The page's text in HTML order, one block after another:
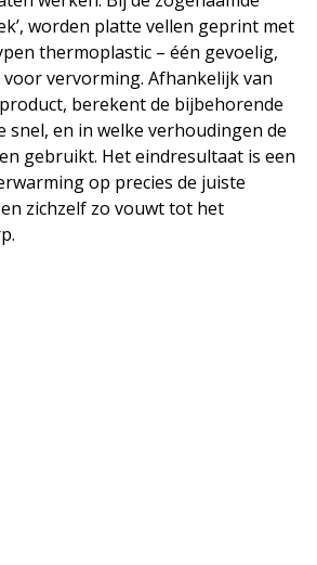
worden platte vellen geprint met
thermoplastic – één gevoelig,
vervorming. Afhankelijk van
berekent de bijbehorende
snel, en in welke verhoudingen de
gebruikt. Het eindresultaat is een
op precies de juiste
zichzelf zo vouwt tot het